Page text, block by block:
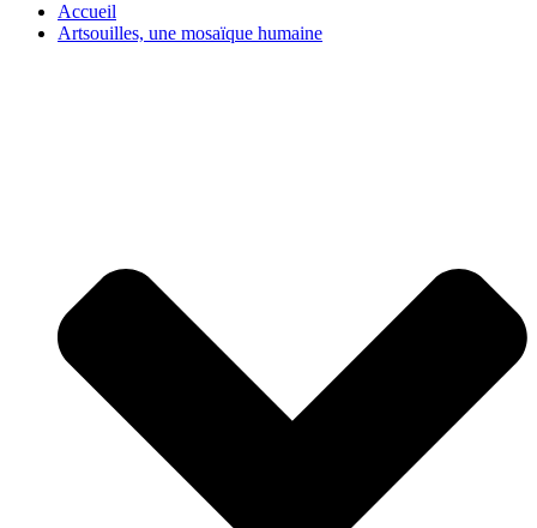
Accueil
Artsouilles, une mosaïque humaine